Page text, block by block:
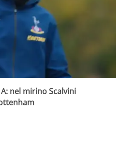
nel mirino Scalvini